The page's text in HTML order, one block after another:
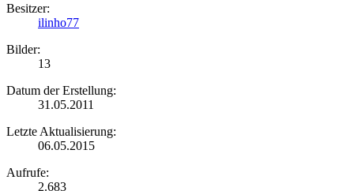
Besitzer:
ilinho77
Bilder:
13
Datum der Erstellung:
31.05.2011
Letzte Aktualisierung:
06.05.2015
Aufrufe:
2.683